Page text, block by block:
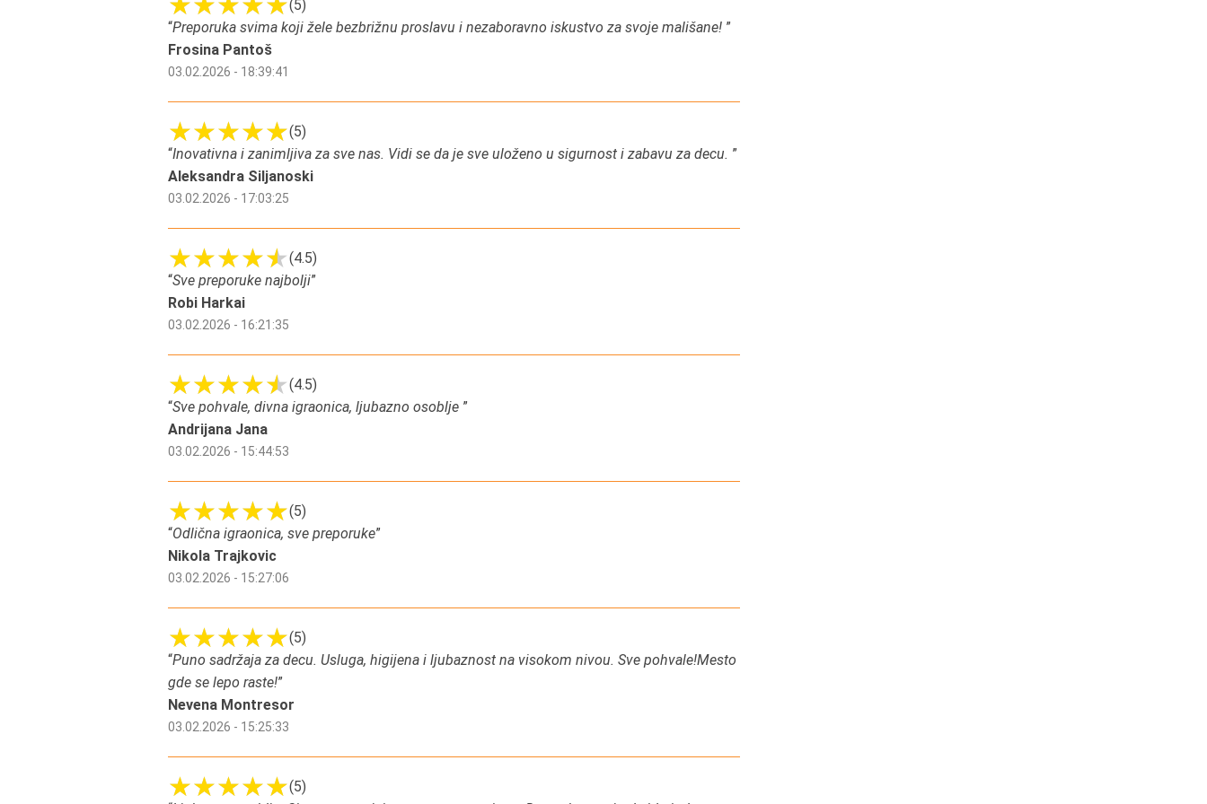
(5)
“Preporuka svima koji žele bezbrižnu proslavu i nezaboravno iskustvo za svoje mališane! ”
Frosina Pantoš
03.02.2026 - 18:39:41
(5)
“Inovativna i zanimljiva za sve nas. Vidi se da je sve uloženo u sigurnost i zabavu za decu. ”
Aleksandra Siljanoski
03.02.2026 - 17:03:25
(4.5)
“Sve preporuke najbolji”
Robi Harkai
03.02.2026 - 16:21:35
(4.5)
“Sve pohvale, divna igraonica, ljubazno osoblje ”
Andrijana Jana
03.02.2026 - 15:44:53
(5)
“Odlična igraonica, sve preporuke”
Nikola Trajkovic
03.02.2026 - 15:27:06
(5)
“Puno sadržaja za decu. Usluga, higijena i ljubaznost na visokom nivou. Sve pohvale!Mesto
gde se lepo raste!”
Nevena Montresor
03.02.2026 - 15:25:33
(5)